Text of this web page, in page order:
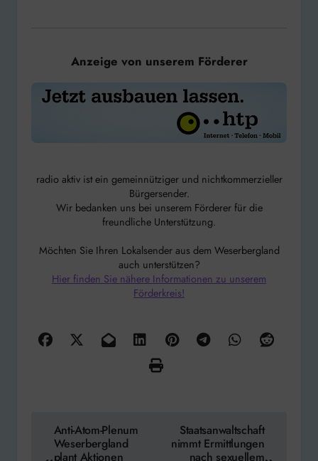
Anzeige von unserem Förderer
radio aktiv ist ein gemeinnütziger und nichtkommerzieller
Bürgersender.
Wir bedanken uns bei unserem Förderer für die
freundliche Unterstützung.
Möchten Sie Ihren Lokalsender aus dem Weserbergland
auch unterstützen?
Hier finden Sie nähere Informationen zu unserem
Förderkreis!
Beitragsnavigation
Anti-Atom-Plenum
Weserbergland
plant Aktionen
Staatsanwaltschaft
nimmt Ermittlungen
nach sexuellem